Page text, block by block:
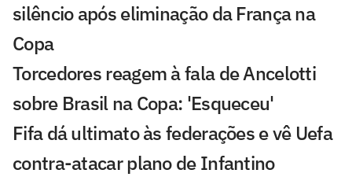
silêncio após eliminação da França na
Copa
Torcedores reagem à fala de Ancelotti
sobre Brasil na Copa: 'Esqueceu'
Fifa dá ultimato às federações e vê Uefa
contra-atacar plano de Infantino